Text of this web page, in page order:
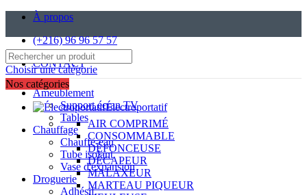
À propos
(+216) 96 96 57 57
CONTACT
Choisir une catégorie
Ameublement
Support écran TV
Tables
Chauffage
Chauffe-eau
Tube isolant
Vase d'expansion
Droguerie
Adhésif
Nos catégories
Électroportatif
AIR COMPRIMÉ
CONSOMMABLE
DÉFONCEUSE
DÉCAPEUR
MALAXEUR
MARTEAU PIQUEUR